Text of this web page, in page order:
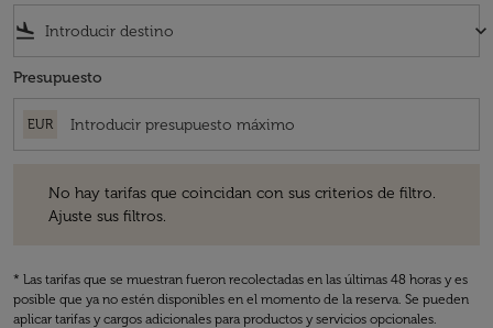
flight_land keyboard_arrow_down
Presupuesto
EUR
No hay tarifas que coincidan con sus criterios de filtro.
Ajuste sus filtros.
* Las tarifas que se muestran fueron recolectadas en las últimas 48 horas y es
posible que ya no estén disponibles en el momento de la reserva. Se pueden
aplicar tarifas y cargos adicionales para productos y servicios opcionales.